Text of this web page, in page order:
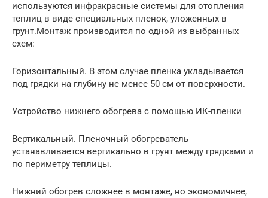
используются инфракрасные системы для отопления
теплиц в виде специальных пленок, уложенных в
грунт.Монтаж производится по одной из выбранных
схем:
Горизонтальный. В этом случае пленка укладывается
под грядки на глубину не менее 50 см от поверхности.
Устройство нижнего обогрева с помощью ИК-пленки
Вертикальный. Пленочный обогреватель
устанавливается вертикально в грунт между грядками и
по периметру теплицы.
Нижний обогрев сложнее в монтаже, но экономичнее,